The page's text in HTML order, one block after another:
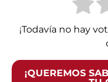
¡Todavía no hay
¡QUEREMOS